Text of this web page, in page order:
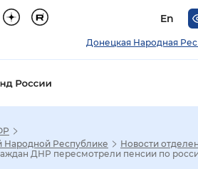
En
Донецкая Народная
Республике
Новости
ДНР пересмотрели пенсии по